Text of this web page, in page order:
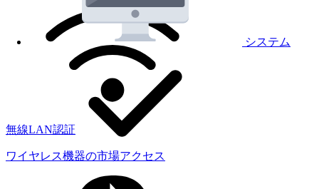
システム
無線LAN認証
ワイヤレス機器の市場アクセス